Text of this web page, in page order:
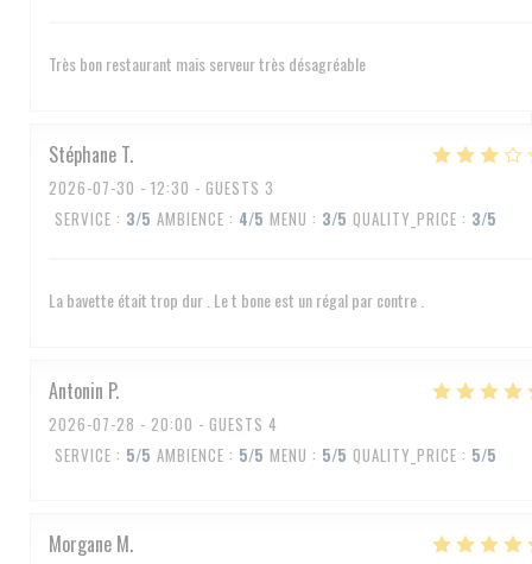
Très bon restaurant mais serveur très désagréable
Stéphane T
2026-07-30 - 12:30 - GUESTS 3
SERVICE : 3/5 AMBIENCE : 4/5 MENU : 3/5 QUALITY_PRICE : 3/5
La bavette était trop dur . Le t bone est un régal par contre .
Antonin P
2026-07-28 - 20:00 - GUESTS 4
SERVICE : 5/5 AMBIENCE : 5/5 MENU : 5/5 QUALITY_PRICE : 5/5
Morgane M